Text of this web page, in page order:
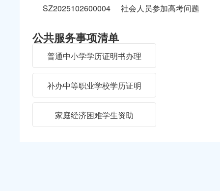
SZ2025102600004
社会人员参加高考问题
公共服务事项清单
普通中小学学历证明书办理
补办中等职业学校学历证明
家庭经济困难学生资助